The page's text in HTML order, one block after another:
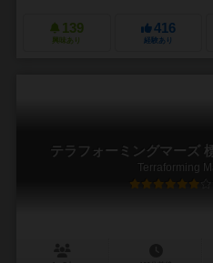
139
興味あり
416
経験あり
テラフォーミングマーズ
Terraforming